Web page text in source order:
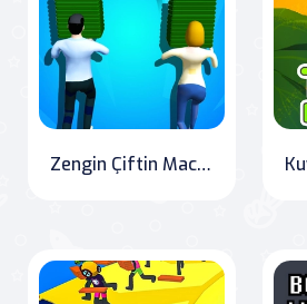
Zengin Çiftin Macerası